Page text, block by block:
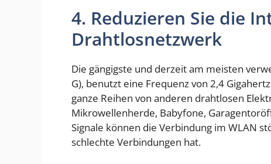
4. Reduzieren Sie die
Drahtlosnetzwerk
Die gängigste und derzeit am meisten
G), benutzt eine Frequenz von 2,4
ganze Reihen von anderen drahtlosen
Mikrowellenherde, Babyfone,
Signale können die Verbindung im WLAN
schlechte Verbindungen hat.